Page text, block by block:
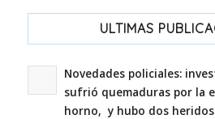
ULTIMAS
Novedades policiales:
sufrió quemaduras por la
horno, y hubo dos